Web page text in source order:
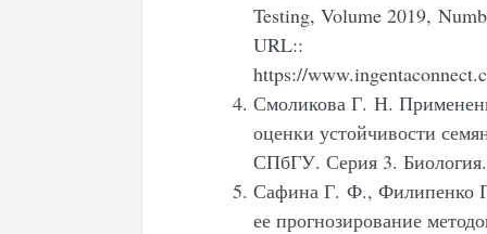
Testing, Volume 2019,
URL::
https://
Смоликова Г. Н.
оценки устойчивости
СПбГУ. Серия 3.
Сафина Г. Ф., Филипенко
ее прогнозирование